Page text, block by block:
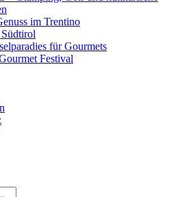
im Trentino
für Gourmets
Festival